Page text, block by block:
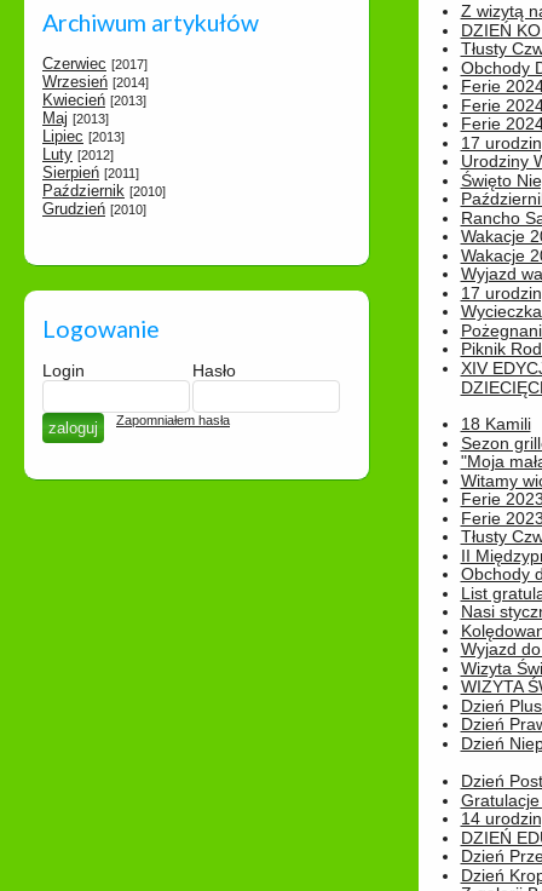
Archiwum artykułów
Czerwiec [2017]
Wrzesień [2014]
Kwiecień [2013]
Maj [2013]
Lipiec [2013]
Luty [2012]
Sierpień [2011]
Październik [2010]
Grudzień [2010]
Logowanie
Login Hasło
Zapomniałem hasła
Z wizytą
DZIEŃ
Tłusty
Obchody
Ferie
Ferie
Ferie
17
Urodziny
Święto
Rancho
Wakacje
Wakacje
Wyjazd
17
Piknik
XIV
18 Kamili
Sezon
"Moja
Witamy
Ferie
Ferie
Tłusty
II
Obchody
List
Nasi
Wyjazd
Wizyta
WIZYTA
Dzień
Dzień
Dzień
Dzień
14
DZIEŃ
Dzień
Dzień